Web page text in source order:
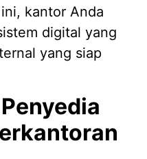
kantor Anda
digital yang
yang siap